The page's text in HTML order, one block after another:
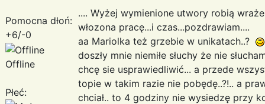
Pomocna dłoń:
+6/-0
Offline
Płeć:
.... Wyżej wymienione utwory robią
włozona pracę...i czas...pozdrawiam....
aa Mariolka też grzebie w unikatach..?
doszły mnie niemiłe słuchy że nie
chcę sie usprawiedliwić... a przede
topie w takim razie nie pobędę..?!.. a
chciał.. to 4 godziny nie wysiedzę przy